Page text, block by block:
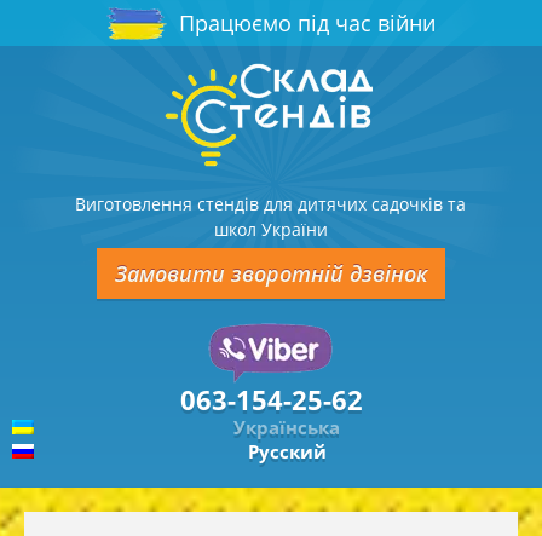
Працюємо під час війни
Виготовлення стендів для дитячих садочків та
школ України
Замовити зворотній дзвінок
063-154-25-62
Українська
Русский